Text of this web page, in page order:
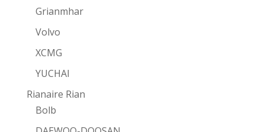
Grianmhar
Volvo
XCMG
YUCHAI
Rianaire Rian
Bolb